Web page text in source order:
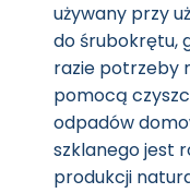
używany przy
do śrubokrętu,
razie potrzeby
pomocą
odpadów
szklanego jest
produkcji